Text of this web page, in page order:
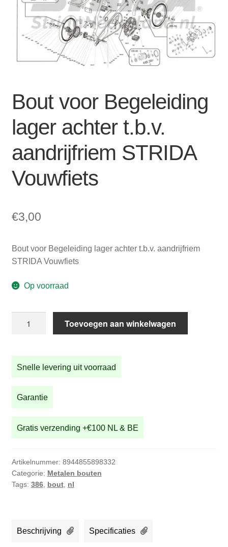
Winkelwagen
Bout voor Begeleiding
lager achter t.b.v.
aandrijfriem STRIDA
Vouwfiets
€3,00
Bout voor Begeleiding lager achter t.b.v. aandrijfriem
STRIDA Vouwfiets
Op voorraad
lager
achter
aandrijfriem
STRIDA
aantal
Toevoegen aan winkelwagen
Snelle levering uit voorraad
Garantie
Gratis verzending +€100 NL & BE
Artikelnummer: 8944855898332
Categorie: Metalen bouten
Tags: 386, bout, nl
Beschrijving Specificaties